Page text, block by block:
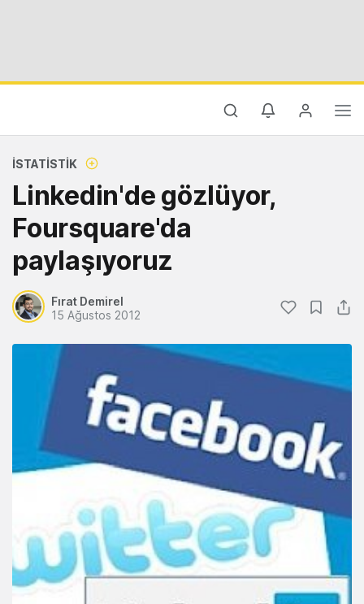
İSTATISTIK
Linkedin'de gözlüyor,
Foursquare'da
paylaşıyoruz
Fırat Demirel
15 Ağustos 2012